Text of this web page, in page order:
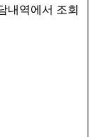
내역에서 조회